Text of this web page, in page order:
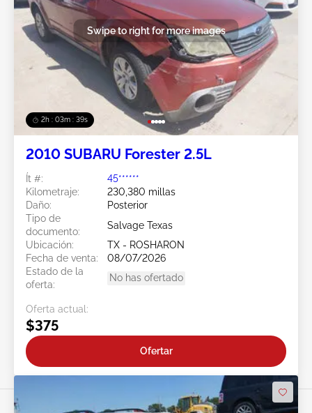
2h : 03m : 37s
Swipe to right for more images
2010 SUBARU Forester 2.5L
Ít #:
45******
Kilometraje:
230,380 millas
Daño:
Posterior
Tipo de
documento:
Salvage Texas
Ubicación:
TX - ROSHARON
Fecha de venta:
08/07/2026
Estado de la
oferta:
No has ofertado
Oferta actual:
$375
Ofertar